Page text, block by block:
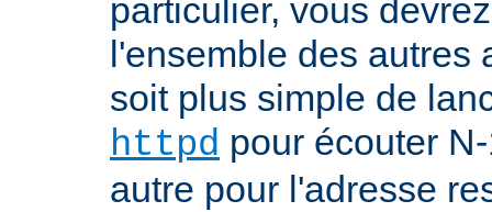
particulier, vous
l'ensemble des autres
soit plus simple de
httpd pour écouter
autre pour l'adresse